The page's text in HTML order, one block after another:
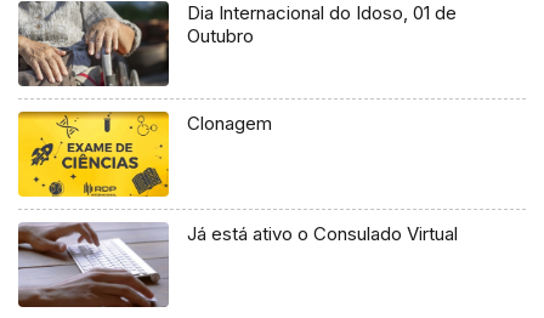
Dia Internacional do Idoso, 01 de
Outubro
Clonagem
Já está ativo o Consulado Virtual